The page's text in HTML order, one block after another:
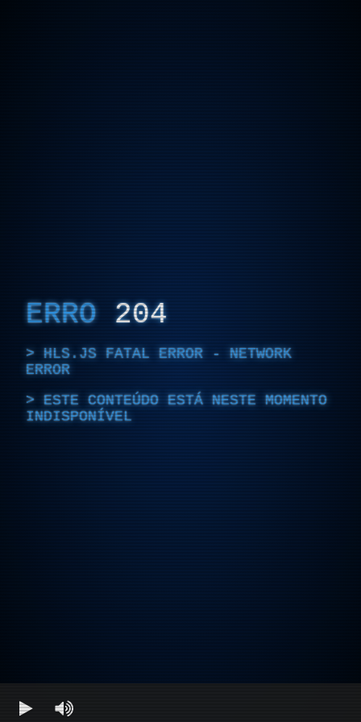
ERRO 204
HLS.JS FATAL ERROR - NETWORK
ERROR
ESTE CONTEÚDO ESTÁ NESTE MOMENTO
INDISPONÍVEL